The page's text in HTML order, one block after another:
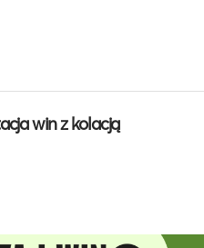
win z kolacją